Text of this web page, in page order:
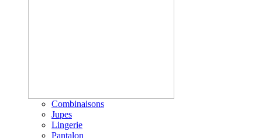
Combinaisons
Jupes
Lingerie
Pantalon